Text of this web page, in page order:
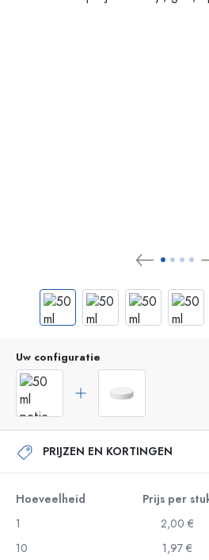
Uw configuratie
PRIJZEN EN KORTINGEN
Hoeveelheid Prijs per
1
2,00 €
10
1,97 €